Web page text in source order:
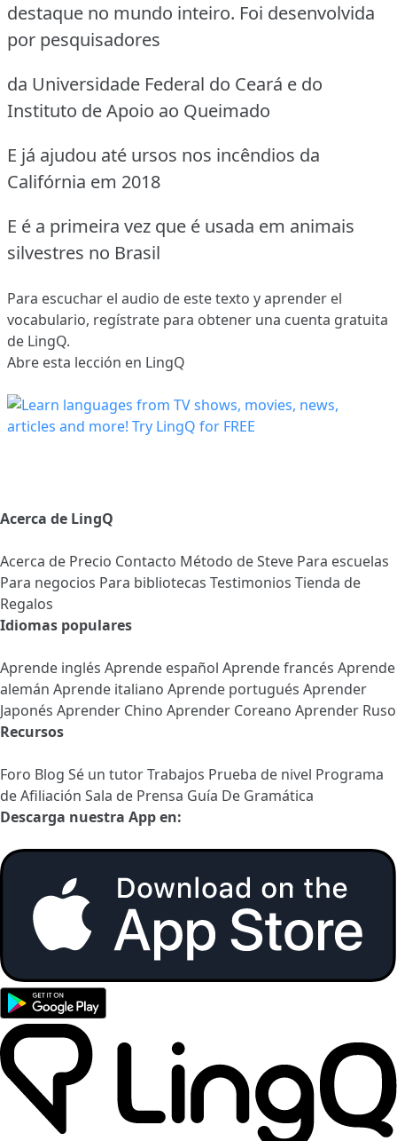
destaque no mundo inteiro. Foi desenvolvida
por pesquisadores
da Universidade Federal do Ceará e do
Instituto de Apoio ao Queimado
E já ajudou até ursos nos incêndios da
Califórnia em 2018
E é a primeira vez que é usada em animais
silvestres no Brasil
Para escuchar el audio de este texto y aprender el
vocabulario, regístrate para obtener una cuenta gratuita
de LingQ.
Abre esta lección en LingQ
Acerca de LingQ
Acerca de Precio Contacto Método de Steve Para escuelas
Para negocios Para bibliotecas Testimonios Tienda de
Regalos
Idiomas populares
Aprende inglés Aprende español Aprende francés Aprende
alemán Aprende italiano Aprende portugués Aprender
Japonés Aprender Chino Aprender Coreano Aprender Ruso
Recursos
Foro Blog Sé un tutorTrabajos Prueba de nivel Programa
de Afiliación Sala de Prensa Guía De Gramática
Descarga nuestra App en: